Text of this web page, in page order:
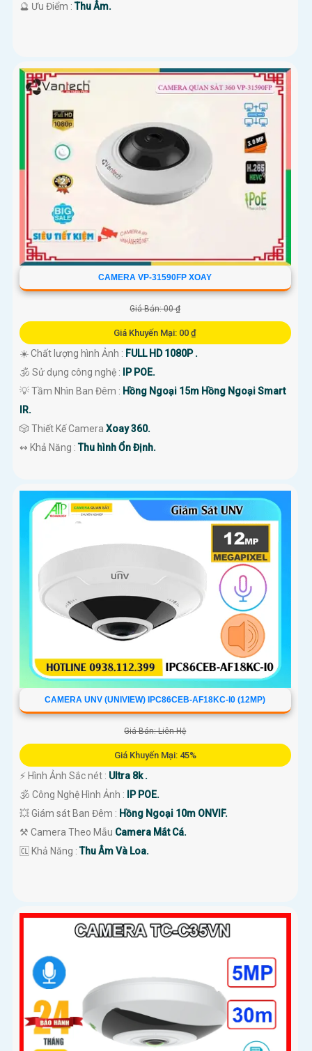
️🔮 Ưu Điểm :Thu Âm.
CAMERA VP-31590FP XOAY
Giá Bán: 00 ₫
Giá Khuyến Mại: 00 ₫
☀️ Chất lượng hình Ảnh : FULL HD 1080P .
🕉️ Sử dụng công nghệ :
IP POE.
💡 Tầm Nhìn Ban Đêm : Hồng Ngoại 15m Hồng Ngoại Smart
IR.
🎲 Thiết Kế Camera Xoay 360.
️↭ Khả Năng :Thu hình Ổn Định.
CAMERA UNV (UNIVIEW) IPC86CEB-AF18KC-I0 (12MP)
Giá Bán: Liên Hệ
Giá Khuyến Mại: 45%
️⚡ Hình Ảnh Sắc nét : Ultra 8k .
🕉️ Công Nghệ Hình Ảnh :
IP POE.
💥 Giám sát Ban Đêm : Hồng Ngoại 10m ONVIF.
⚒ Camera Theo Mẫu Camera Mắt Cá.
️🆑 Khả Năng :Thu Âm Và Loa.